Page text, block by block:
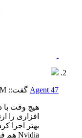
Agent 47 گفت::
هیچ وقت با